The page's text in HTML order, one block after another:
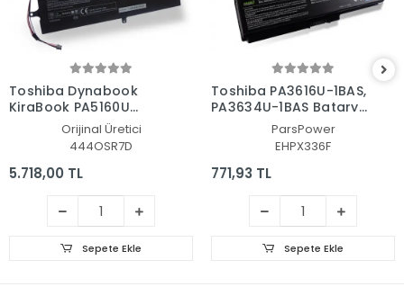
Toshiba Dynabook
KiraBook PA5160U
Batarya - PilOrijinal Üretici
444OSR7D
5.718,00 TL
Sepete Ekle
Toshiba PA3616U-1BAS,
PA3634U-1BAS Batarya
- Pil (Pars Power)
ParsPower
EHPX336F
771,93 TL
Sepete Ekle